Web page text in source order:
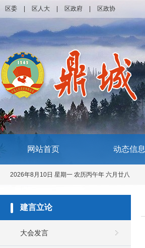
区委 区人大 区政府 区政协
网站首页 动态信息
2026年8月10日 星期一 农历丙午年 六月廿八
建言立论
大会发言